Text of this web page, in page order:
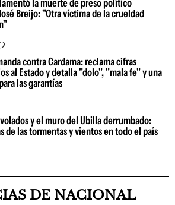
la muerte de preso político
Breijo: "Otra víctima de la crueldad
contra Cardama: reclama cifras
al Estado y detalla "dolo", "mala fe" y una
las garantías
y el muro del Ubilla derrumbado:
de las tormentas y vientos en todo el país
DE NACIONAL